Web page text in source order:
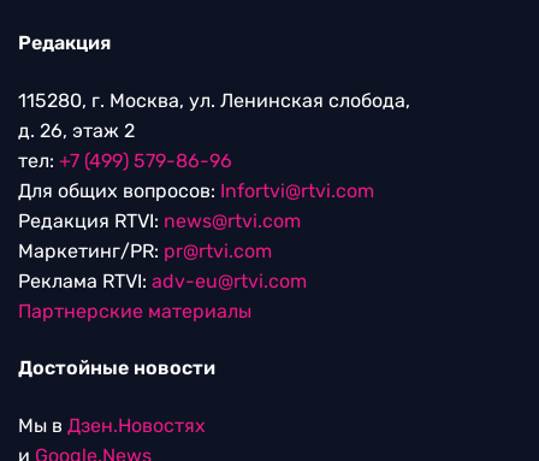
Редакция
115280, г. Москва, ул. Ленинская слобода,
д. 26, этаж 2
тел: +7 (499) 579-86-96
Для общих вопросов: Infortvi@rtvi.com
Редакция RTVI: news@rtvi.com
Маркетинг/PR: pr@rtvi.com
Реклама RTVI: adv-eu@rtvi.com
Партнерские материалы
Достойные новости
Мы в Дзен.Новостях
и Google.News